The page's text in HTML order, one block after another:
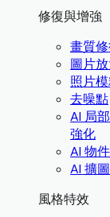
修復與增強
畫質
圖片
照片
去噪點
AI 局
強化
AI 物
AI 擴圖
風格特效